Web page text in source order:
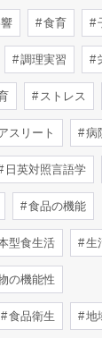
食育
調理実習
ストレス
スリート 病
日英対照言語学
食品の機能
型食生活 生
の機能性
食品衛生 地